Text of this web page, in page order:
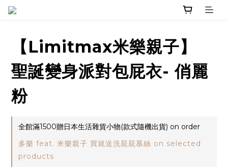
【Limitmax米樂親子】
聖誕變身派對包屁衣- 俏麗
粉
全館滿1500贈日本生活雜貨小物(款式隨機出貨) on order
多樂 feat. 米樂親子 買就送洗屁屁慕絲 on selected
products